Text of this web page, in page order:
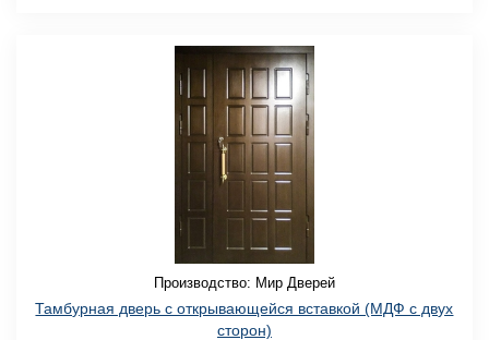
Производство: Мир Дверей
Тамбурная дверь с открывающейся вставкой (МДФ с двух
сторон)